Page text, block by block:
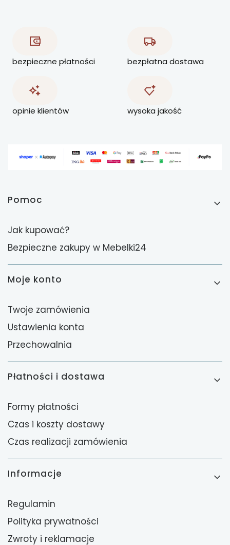
bezpieczne płatności bezpłatna dostawa
opinie klientów wysoka jakość
Linki w stopce
Pomoc
Jak kupować?
Bezpieczne zakupy w Mebelki24
Moje konto
Twoje zamówienia
Ustawienia konta
Przechowalnia
Płatności i dostawa
Formy płatności
Czas i koszty dostawy
Czas realizacji zamówienia
Informacje
Regulamin
Polityka prywatności
Zwroty i reklamacje